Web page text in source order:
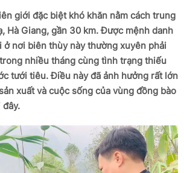
giới đặc biệt khó khăn nằm cách trung
Hà Giang, gần 30 km. Được mệnh danh
ở nơi biên thùy này thường xuyên phải
nhiều tháng cùng tình trạng thiếu
tưới tiêu. Điều này đã ảnh hưởng rất lớn
xuất và cuộc sống của vùng đồng bào